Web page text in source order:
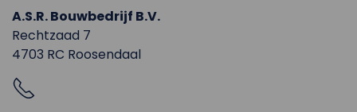
A.S.R. Bouwbedrijf B.V.
Rechtzaad 7
4703 RC Roosendaal